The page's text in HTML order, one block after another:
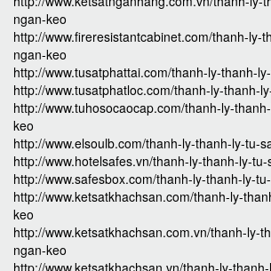
ngan-keo
http://www.fireresistantcabinet.com/thanh-ly-
ngan-keo
http://www.tusatphattai.com/thanh-ly-thanh-
http://www.tusatphatloc.com/thanh-ly-thanh-
http://www.tuhosocaocap.com/thanh-ly-
keo
http://www.elsoulb.com/thanh-ly-thanh-ly-tu-
http://www.hotelsafes.vn/thanh-ly-thanh-ly-
http://www.safesbox.com/thanh-ly-thanh-ly-
http://www.ketsatkhachsan.com/thanh-ly-
keo
http://www.ketsatkhachsan.com.vn/thanh-ly-
ngan-keo
http://www.ketsatkhachsan.vn/thanh-ly-